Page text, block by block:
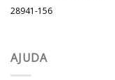
28941-156
AJUDA